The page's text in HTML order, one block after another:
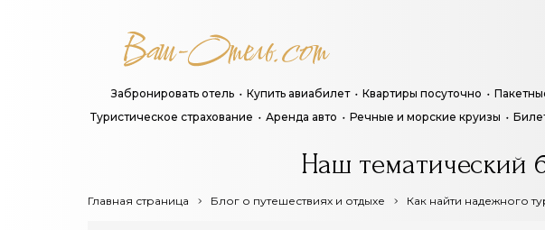
Забронировать отель Купить авиабилет Квартиры посуточно
Туристическое страхование
Аренда авто Речные и морские круизы
Наш тематический
Главная страница Блог о путешествиях и отдыхе Как найти надежного